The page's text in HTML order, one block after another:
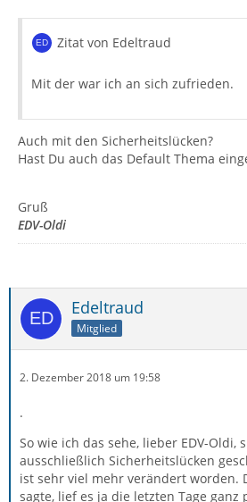
Zitat von Edeltraud
Mit der war ich an sich zufrieden.
Auch mit den Sicherheitslücken?
Hast Du auch das Default Thema
Gruß
EDV-Oldi
Edeltraud
Mitglied
2. Dezember 2018 um 19:58
.
So wie ich das sehe, lieber EDV-Oldi,
ausschließlich Sicherheitslücken
ist sehr viel mehr verändert worden.
sagte, lief es ja die letzten Tage ganz